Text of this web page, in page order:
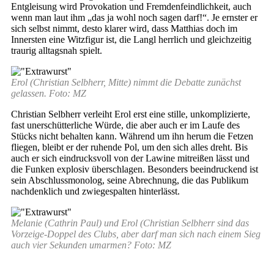
Entgleisung wird Provokation und Fremdenfeindlichkeit, auch
wenn man laut ihm „das ja wohl noch sagen darf!“. Je ernster er
sich selbst nimmt, desto klarer wird, dass Matthias doch im
Innersten eine Witzfigur ist, die Langl herrlich und gleichzeitig
traurig alltagsnah spielt.
Erol (Christian Selbherr, Mitte) nimmt die Debatte zunächst
gelassen. Foto: MZ
Christian Selbherr verleiht Erol erst eine stille, unkomplizierte,
fast unerschütterliche Würde, die aber auch er im Laufe des
Stücks nicht behalten kann. Während um ihn herum die Fetzen
fliegen, bleibt er der ruhende Pol, um den sich alles dreht. Bis
auch er sich eindrucksvoll von der Lawine mitreißen lässt und
die Funken explosiv überschlagen. Besonders beeindruckend ist
sein Abschlussmonolog, seine Abrechnung, die das Publikum
nachdenklich und zwiegespalten hinterlässt.
Melanie (Cathrin Paul) und Erol (Christian Selbherr sind das
Vorzeige-Doppel des Clubs, aber darf man sich nach einem Sieg
auch vier Sekunden umarmen? Foto: MZ